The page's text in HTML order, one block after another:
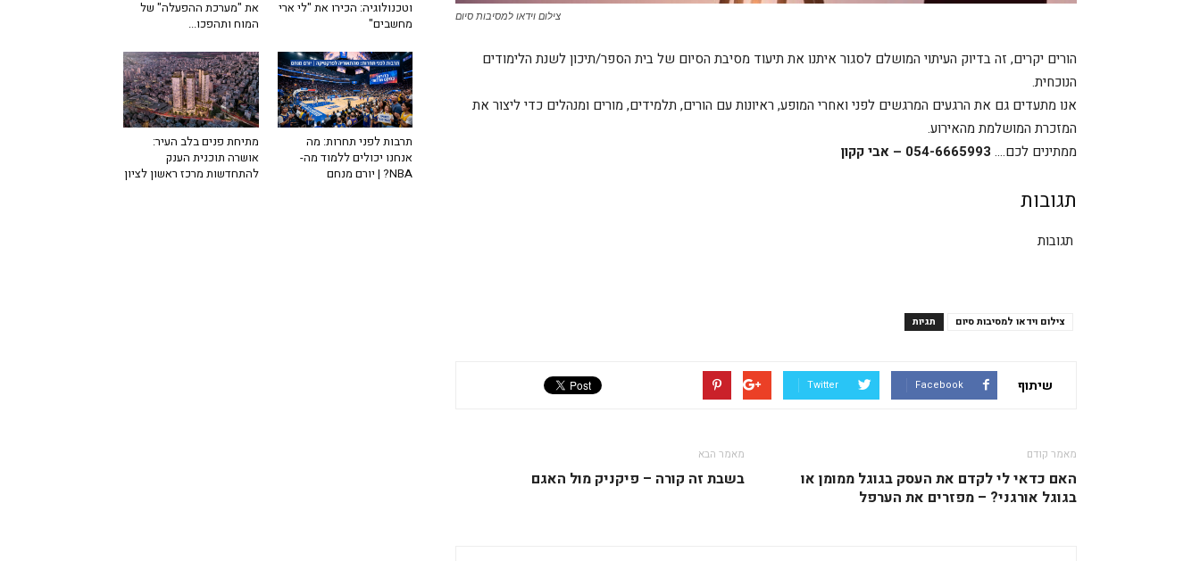
צילום וידאו למסיבות סיום
הורים יקרים, זה בדיוק העיתוי המושלם לסגור איתנו את תיעוד מסיבת הסיום של בית הספר/תיכון לשנת הלימודים
הנוכחית.
אנו מתעדים גם את הרגעים המרגשים לפני ואחרי המופע, ראיונות עם הורים, תלמידים, מורים ומנהלים כדי ליצור את
המזכרת המושלמת מהאירוע.
ממתינים לכם….
תגובות
תגובות
תגיות צילום וידאו למסיבות סיום
שיתוף Facebook
Twitter
מאמר קודם
האם כדאי לי לקדם את העסק בגוגל ממומן או
בגוגל אורגני? – מפזרים את הערפל
מאמר הבא
בשבת זה קורה – פיקניק מול האגם
את "מערכת ההפעלה" של
המוח ותהפכו...
וטכנולוגיה: הכירו את "לי ארי
מחשבים"
מתיחת פנים בלב העיר:
אושרה תוכנית הענק
להתחדשות מרכז ראשון לציון
תרבות לפני תחרות: מה
אנחנו יכולים ללמוד מה-
NBA? | יורם מנחם